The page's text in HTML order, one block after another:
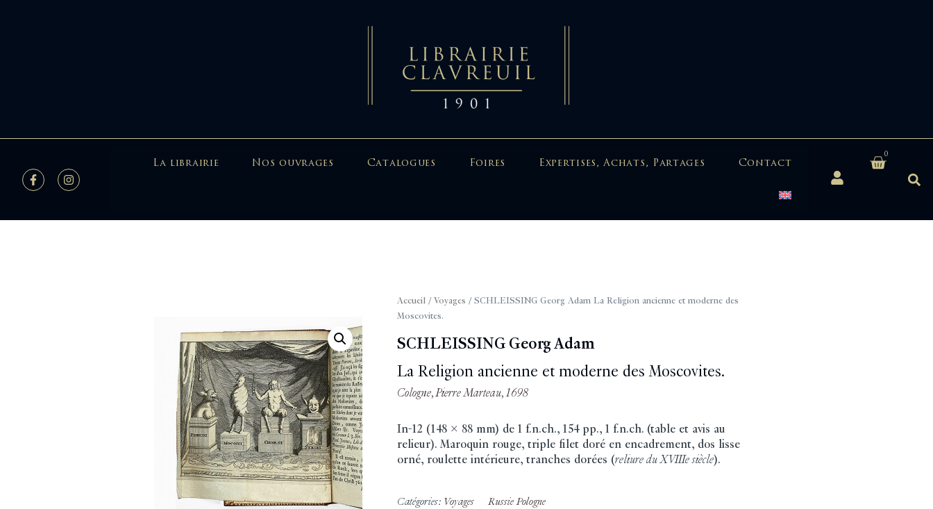
La librairie Nos ouvrages Catalogues Foires Expertises, Achats, Partages Contact
0
Accueil/ Voyages / SCHLEISSING Georg Adam La Religion ancienne et moderne des
Moscovites.
SCHLEISSING Georg Adam
La Religion ancienne et moderne des Moscovites.
Cologne, Pierre Marteau, 1698
In-12 (148 x 88 mm) de 1 f.n.ch., 154 pp., 1 f.n.ch. (table et avis au
relieur). Maroquin rouge, triple filet doré en encadrement, dos lisse
orné, roulette intérieure, tranches dorées (reliure du XVIIIe siècle).
Catégories: Voyages Russie Pologne